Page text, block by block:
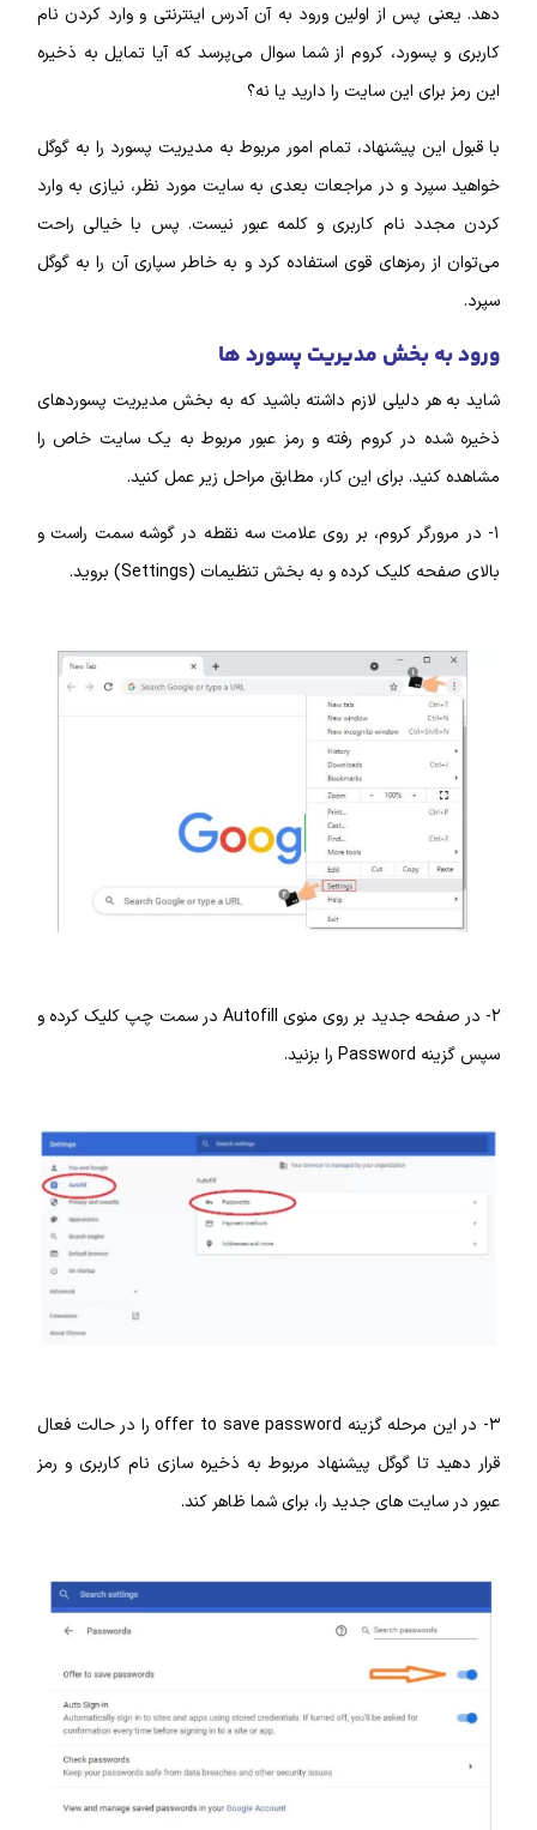
دهد. یعنی پس از اولین ورود به آن آدرس اینترنتی و وارد کردن نام
کاربری و پسورد، کروم از شما سوال می‌پرسد که آیا تمایل به ذخیره
این رمز برای این سایت را دارید یا نه؟
با قبول این پیشنهاد، تمام امور مربوط به مدیریت پسورد را به گوگل
خواهید سپرد و در مراجعات بعدی به سایت مورد نظر، نیازی به وارد
کردن مجدد نام کاربری و کلمه عبور نیست. پس با خیالی راحت
می‌توان از رمز‌های قوی استفاده کرد و به خاطر سپاری آن را به گوگل
سپرد.
ورود به بخش مدیریت پسورد‌ ها
شاید به هر دلیلی لازم داشته باشید که به بخش مدیریت پسورد‌های
ذخیره شده در کروم رفته و رمز عبور مربوط به یک سایت خاص را
مشاهده کنید. برای این کار، مطابق مراحل زیر عمل کنید.
۱- در مرورگر کروم، بر روی علامت سه نقطه در گوشه سمت راست و
بالای صفحه کلیک کرده و به بخش تنظیمات (Settings) بروید.
۲- در صفحه جدید بر روی منوی Autofill در سمت چپ کلیک کرده و
سپس گزینه Password را بزنید.
۳- در این مرحله گزینه offer to save password را در حالت فعال
قرار دهید تا گوگل پیشنهاد مربوط به ذخیره‌ سازی نام کاربری و رمز
عبور در سایت‌ های جدید را، برای شما ظاهر کند.